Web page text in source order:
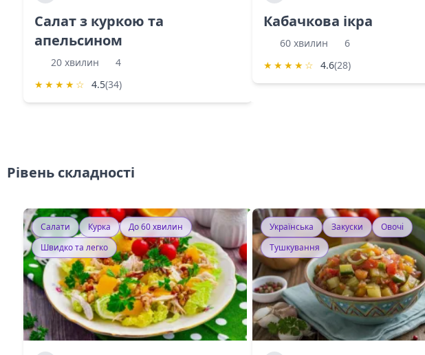
Салат з куркою та
апельсином
20 хвилин
4
★ ★ ★ ★ ☆ 4.5(34)
Кабачкова ікра
60 хвилин
6
★ ★ ★ ★ ☆ 4.6(28)
Рівень складності
Салати Курка
До 60 хвилин
Швидко та легко
Українська Закуски
Овочі
Тушкування